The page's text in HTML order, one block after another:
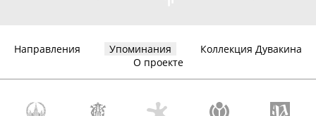
Направления Упоминания
Коллекция Дувакина
О проекте